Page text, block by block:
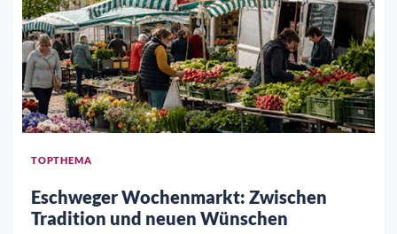
TOPTHEMA
Eschweger Wochenmarkt: Zwischen
Tradition und neuen Wünschen